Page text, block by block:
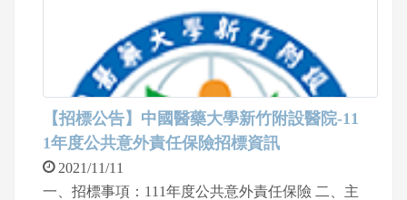
【招標公告】中國醫藥大學新竹附設醫院-11
1年度公共意外責任保險招標資訊
2021/11/11
一、招標事項：111年度公共意外責任保險 二、主